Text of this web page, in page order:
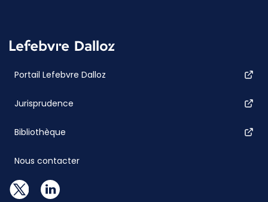
Portail Lefebvre Dalloz
Jurisprudence
Bibliothèque
Nous contacter